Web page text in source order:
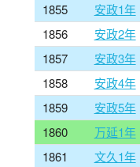
1855 安政1年
1856
安政2年
1857
安政3年
1858
安政4年
1859
安政5年
1860
万延1年
1861
文久1年